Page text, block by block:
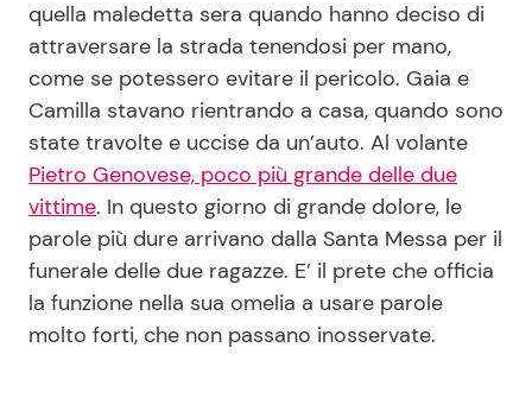
Salute
Viaggi e Turismo
Festività
Ricette Facili e Veloci
Ricette Feste
Ricette per Bambini
Seguici
quella maledetta sera quando hanno deciso di
attraversare la strada tenendosi per mano,
come se potessero evitare il pericolo. Gaia e
Camilla stavano rientrando a casa, quando sono
state travolte e uccise da un’auto. Al volante
Pietro Genovese, poco più grande delle due
vittime. In questo giorno di grande dolore, le
parole più dure arrivano dalla Santa Messa per il
funerale delle due ragazze. E’ il prete che officia
la funzione nella sua omelia a usare parole
molto forti, che non passano inosservate.